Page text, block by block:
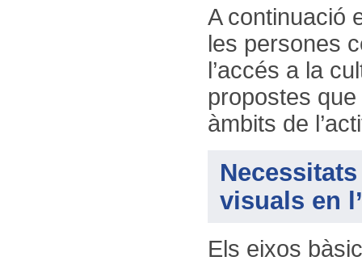
A continuació
les persones
l’accés a la
propostes
àmbits de
visuals en
Els eixos